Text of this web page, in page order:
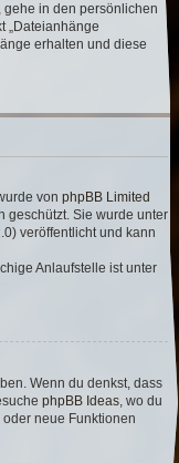
in den persönlichen
„Dateianhänge
erhalten und diese
von phpBB Limited
geschützt. Sie wurde unter
veröffentlicht und kann
Anlaufstelle ist unter
Wenn du denkst, dass
phpBB Ideas, wo du
neue Funktionen